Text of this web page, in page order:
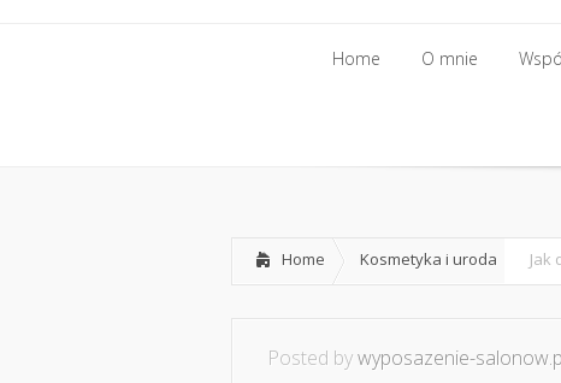
Home O mnie
Home Kosmetyka i uroda Jak
Posted bywyposazenie-